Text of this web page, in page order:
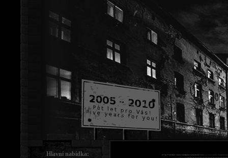
Hlavní nabídka: